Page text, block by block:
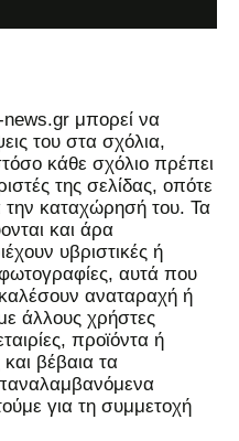
μπορεί να
του στα σχόλια,
κάθε σχόλιο πρέπει
της σελίδας, οπότε
την καταχώρησή του. Τα
και άρα
υβριστικές ή
αυτά που
αναταραχή ή
άλλους χρήστες
προϊόντα ή
και βέβαια τα
για τη συμμετοχή